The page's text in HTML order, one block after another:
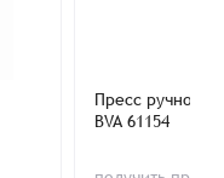
Пресс ручной
BVA 61154